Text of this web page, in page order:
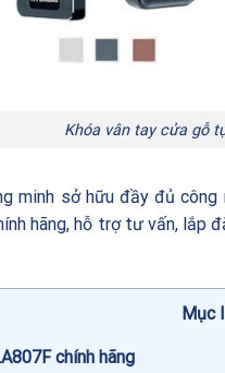
Khóa vân tay cửa gỗ
minh sở hữu đầy đủ
hãng, hỗ trợ tư vấn, lắp
Mục
chính hãng